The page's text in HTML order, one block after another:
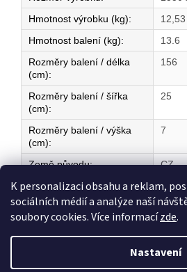
K personalizaci obsahu a reklam,
sociálních médií a analýze naší
soubory cookies. Více informacízde.
Nastavení
Hmotnost výrobku (kg):
12,53
Hmotnost balení (kg):
13.6
Rozměry balení / délka
(cm):
156
Rozměry balení / šířka
(cm):
25
Rozměry balení / výška
(cm):
7
Země původu: CZ